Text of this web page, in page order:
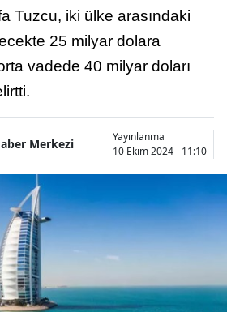
Tuzcu, iki ülke arasındaki
25 milyar dolara
vadede 40 milyar doları
Merkezi
Yayınlanma
10 Ekim 2024 - 11:10